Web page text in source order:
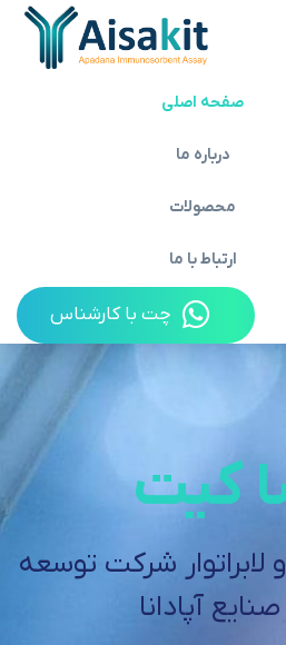
صفحه اصلی
درباره ما
محصولات
ارتباط با ما
چت با کارشناس
کیت
لابراتوار شرکت توسعه
آپادانا